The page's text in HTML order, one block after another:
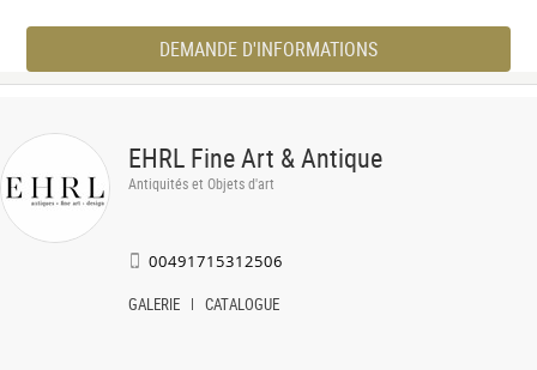
DEMANDE D'INFORMATIONS
EHRL Fine Art & Antique
Antiquités et Objets d'art
00491715312506
GALERIE CATALOGUE